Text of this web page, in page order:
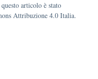
articolo è stato
Attribuzione 4.0 Italia.